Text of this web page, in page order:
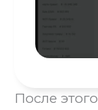
После